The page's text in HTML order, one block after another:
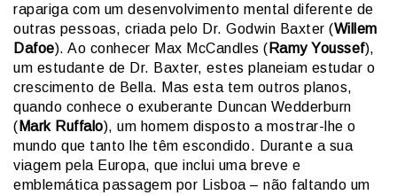
rapariga com um desenvolvimento mental diferente de
outras pessoas, criada pelo Dr. Godwin Baxter (Willem
Dafoe). Ao conhecer Max McCandles ( Ramy Youssef),
um estudante de Dr. Baxter, estes planeiam estudar o
crescimento de Bella. Mas esta tem outros planos,
quando conhece o exuberante Duncan Wedderburn
( Mark Ruffalo), um homem disposto a mostrar-lhe o
mundo que tanto lhe têm escondido. Durante a sua
viagem pela Europa, que inclui uma breve e
emblemática passagem por Lisboa – não faltando um